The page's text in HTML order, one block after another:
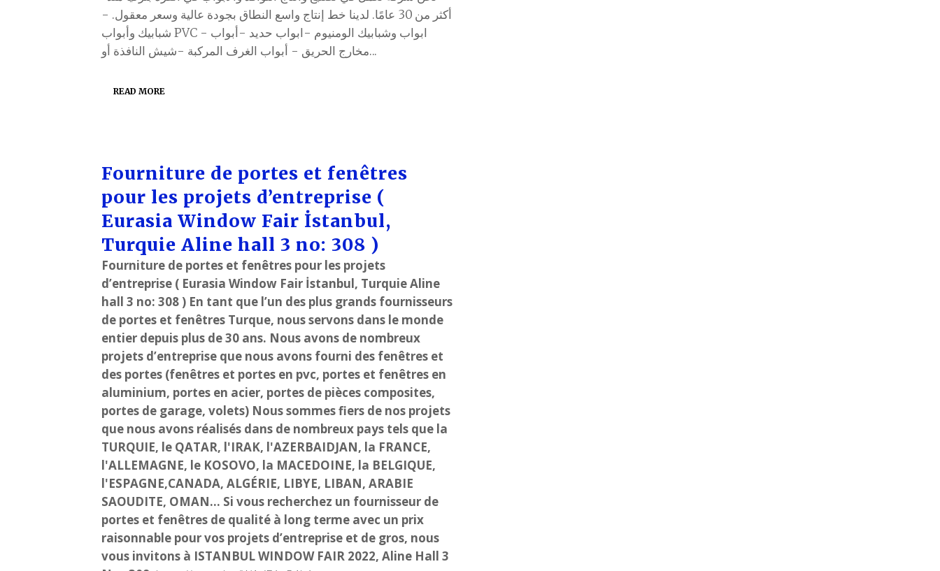
أكثر من 30 عامًا. لدينا خط إنتاج واسع النطاق بجودة عالية وسعر معقول. -
شبابيك وأبواب PVC - ابواب وشبابيك الومنيوم -ابواب حديد -أبواب
مخارج الحريق - أبواب الغرف المركبة -شيش النافذة أو...
READ MORE
Fourniture de portes et fenêtres
pour les projets d’entreprise (
Eurasia Window Fair İstanbul,
Turquie Aline hall 3 no: 308 )
Fourniture de portes et fenêtres pour les projets
d’entreprise ( Eurasia Window Fair İstanbul, Turquie Aline
hall 3 no: 308 ) En tant que l’un des plus grands fournisseurs
de portes et fenêtres Turque, nous servons dans le monde
entier depuis plus de 30 ans. Nous avons de nombreux
projets d’entreprise que nous avons fourni des fenêtres et
des portes (fenêtres et portes en pvc, portes et fenêtres en
aluminium, portes en acier, portes de pièces composites,
portes de garage, volets) Nous sommes fiers de nos projets
que nous avons réalisés dans de nombreux pays tels que la
TURQUIE, le QATAR, l'IRAK, l'AZERBAIDJAN, la FRANCE,
l'ALLEMAGNE, le KOSOVO, la MACEDOINE, la BELGIQUE,
l'ESPAGNE,CANADA, ALGÉRIE, LIBYE, LIBAN, ARABIE
SAOUDITE, OMAN… Si vous recherchez un fournisseur de
portes et fenêtres de qualité à long terme avec un prix
raisonnable pour vos projets d’entreprise et de gros, nous
vous invitons à ISTANBUL WINDOW FAIR 2022, Aline Hall 3